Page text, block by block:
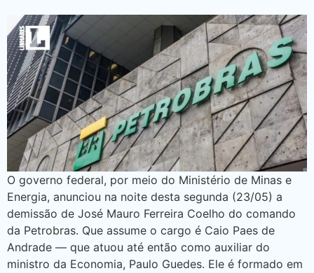
O governo federal, por meio do Ministério de Minas e
Energia, anunciou na noite desta segunda (23/05) a
demissão de José Mauro Ferreira Coelho do comando
da Petrobras. Que assume o cargo é Caio Paes de
Andrade — que atuou até então como auxiliar do
ministro da Economia, Paulo Guedes. Ele é formado em